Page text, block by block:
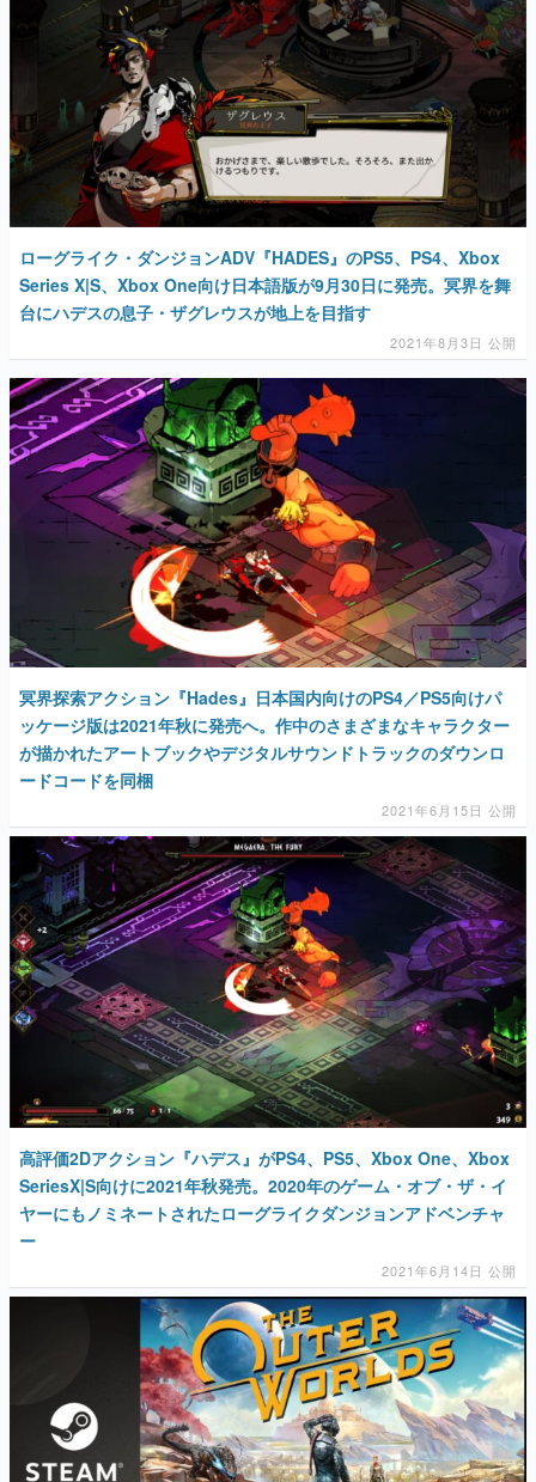
ローグライク・ダンジョンADV『HADES』のPS5、PS4、Xbox
Series X|S、Xbox One向け日本語版が9月30日に発売。冥界を舞
台にハデスの息子・ザグレウスが地上を目指す
2021年8月3日 公開
冥界探索アクション『Hades』日本国内向けのPS4／PS5向けパ
ッケージ版は2021年秋に発売へ。作中のさまざまなキャラクター
が描かれたアートブックやデジタルサウンドトラックのダウンロ
ードコードを同梱
2021年6月15日 公開
高評価2Dアクション『ハデス』がPS4、PS5、Xbox One、Xbox
SeriesX|S向けに2021年秋発売。2020年のゲーム・オブ・ザ・イ
ヤーにもノミネートされたローグライクダンジョンアドベンチャ
ー
2021年6月14日 公開